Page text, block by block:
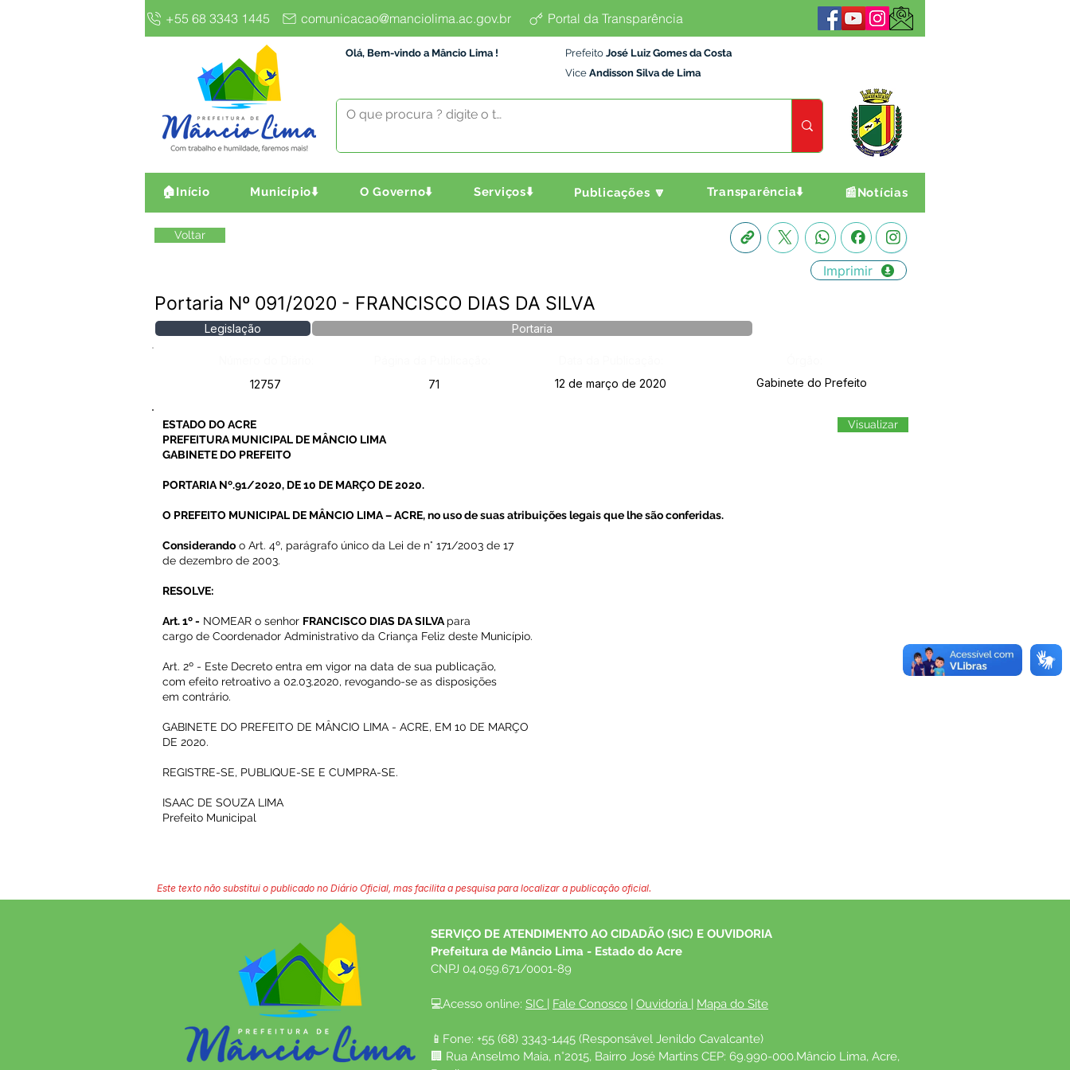
+55 68 3343 1445 comunicacao@manciolima.ac.gov.br Portal da Transparência
Olá, Bem-vindo a Mâncio Lima ! Prefeito José Luiz Gomes da Costa
Vice Andisson Silva de Lima
🏠Início Município⬇️ O Governo⬇️ Serviços⬇️ Publicações 🔽 Transparência⬇️ 📰Notícias
Voltar
Imprimir
Portaria Nº 091/2020 - FRANCISCO DIAS DA SILVA
Legislação Portaria
12757
71 12 de março de 2020 Gabinete do Prefeito
ESTADO DO ACRE
PREFEITURA MUNICIPAL DE MÂNCIO LIMA
GABINETE DO PREFEITO
PORTARIA Nº.91/2020, DE 10 DE MARÇO DE 2020.
O PREFEITO MUNICIPAL DE MÂNCIO LIMA – ACRE, no uso de suas atribuições legais que lhe são conferidas.
Considerando o Art. 4º, parágrafo único da Lei de n° 171/2003 de 17
de dezembro de 2003.
RESOLVE:
Art. 1º - NOMEAR o senhor FRANCISCO DIAS DA SILVA para
cargo de Coordenador Administrativo da Criança Feliz deste Município.
Art. 2º - Este Decreto entra em vigor na data de sua publicação,
com efeito retroativo a 02.03.2020, revogando-se as disposições
em contrário.
GABINETE DO PREFEITO DE MÂNCIO LIMA - ACRE, EM 10 DE MARÇO
DE 2020.
REGISTRE-SE, PUBLIQUE-SE E CUMPRA-SE.
ISAAC DE SOUZA LIMA
Prefeito Municipal
Visualizar
Este texto não substitui o publicado no Diário Oficial, mas facilita a pesquisa para localizar a publicação oficial.
SERVIÇO DE ATENDIMENTO AO CIDADÃO (SIC) E OUVIDORIA
Prefeitura de Mâncio Lima - Estado do Acre
CNPJ 04.059.671/0001-89
💻Acesso online: SIC | Fale Conosco | Ouvidoria | Mapa do Site
📱Fone: +55 (68) 3343-1445 (Responsável Jenildo Cavalcante)
🏢 Rua Anselmo Maia, n°2015, Bairro José Martins CEP: 69.990-000.Mâncio Lima, Acre,